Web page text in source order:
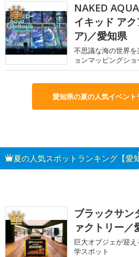
3
NAKED
イキッド ア
ア)／愛知県
不思議な海の世界
ョンマッピングショ
愛知県の夏の人気イベント
夏の人気スポットランキング【愛
1
ブラックサン
ァクトリー／
巨大オブジェが迎
学スポット